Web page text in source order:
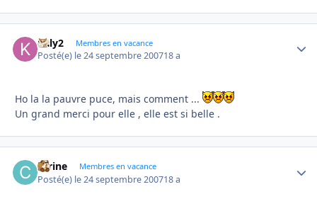
kaly2 Membres en vacance
Posté(e) le 24 septembre 200718 a
Ho la la pauvre puce, mais comment ...
Un grand merci pour elle , elle est si belle .
carine Membres en vacance
Posté(e) le 24 septembre 200718 a